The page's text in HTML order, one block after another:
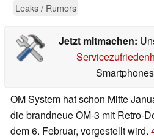
Leaks / Rumors
Jetzt mitmachen:
OM System hat schon Mitte
die brandneue OM-3 mit Retro-
dem 6. Februar, vorgestellt wird.